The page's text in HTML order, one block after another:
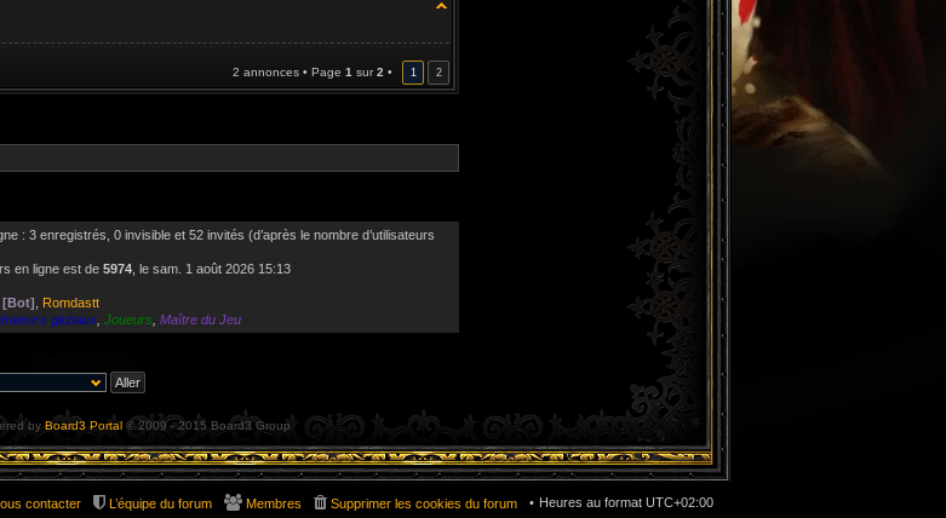
2 annonces • Page 1 sur2 • 1 2
: 3 enregistrés, 0 invisible et 52 invités (d’après le nombre d’utilisateurs
en ligne est de 5974 , le sam. 1 août 2026 15:13
[Bot]
Romdastt
globaux Joueurs Maître du Jeu
by Board3 Portal© 2009 - 2015 Board3 Group
Heures au format UTC+02:00
Supprimer les cookies du forum
Membres
L’équipe du forum
contacter